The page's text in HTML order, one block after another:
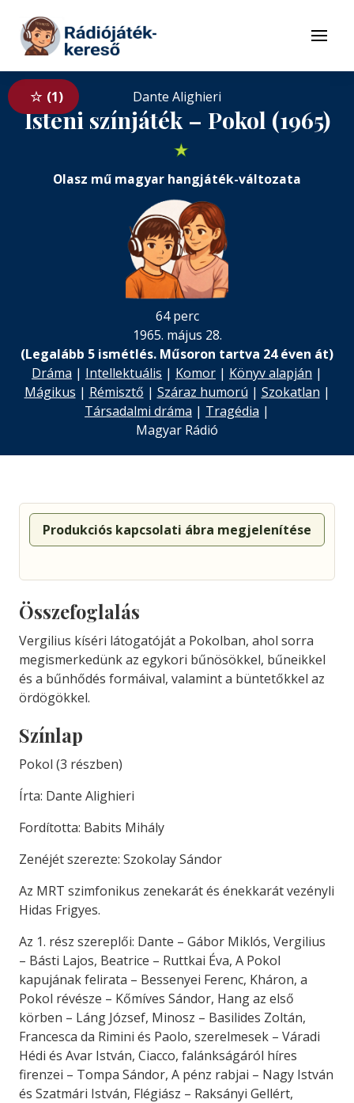
Tovább a tartalomhoz
Menü
1 Dante Alighieri
Isteni színjáték – Pokol (1965)
★
Olasz mű magyar hangjáték-változata
64 perc
1965. május 28.
(Legalább 5 ismétlés. Műsoron tartva 24 éven át)
Dráma | Intellektuális | Komor | Könyv alapján |
Mágikus | Rémisztő | Száraz humorú | Szokatlan |
Társadalmi dráma | Tragédia |
Magyar Rádió
Produkciós kapcsolati ábra megjelenítése
Összefoglalás
Vergilius kíséri látogatóját a Pokolban, ahol sorra
megismerkedünk az egykori bűnösökkel, bűneikkel
és a bűnhődés formáival, valamint a büntetőkkel az
ördögökkel.
Színlap
Pokol (3 részben)
Írta: Dante Alighieri
Fordította: Babits Mihály
Zenéjét szerezte: Szokolay Sándor
Az MRT szimfonikus zenekarát és énekkarát vezényli
Hidas Frigyes.
Az 1. rész szereplői: Dante – Gábor Miklós, Vergilius
– Básti Lajos, Beatrice – Ruttkai Éva, A Pokol
kapujának felirata – Bessenyei Ferenc, Kháron, a
Pokol révésze – Kőmíves Sándor, Hang az első
körben – Láng József, Minosz – Basilides Zoltán,
Francesca da Rimini és Paolo, szerelmesek – Váradi
Hédi és Avar István, Ciacco, falánkságáról híres
firenzei – Tompa Sándor, A pénz rabjai – Nagy István
és Szatmári István, Flégiász – Raksányi Gellért,